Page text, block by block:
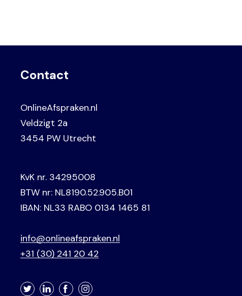
Contact
OnlineAfspraken.nl
Veldzigt 2a
3454 PW Utrecht
KvK nr. 34295008
BTW nr: NL8190.52.905.B01
IBAN: NL33 RABO 0134 1465 81
info@onlineafspraken.nl
+31 (30) 241 20 42
TwitterLinkedInFacebookInstagram